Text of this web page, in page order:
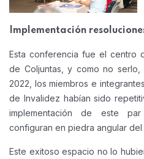
Implementación
Esta conferencia fue el centro
de Coljuntas, y como no
2022, los miembros e
de Invalidez habían sido
implementación de este
configuran en piedra angular
Este exitoso espacio no lo